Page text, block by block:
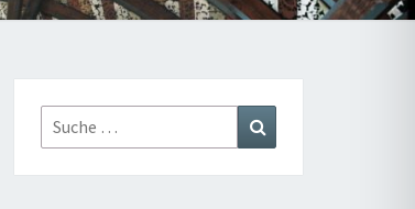
Suche
nach: